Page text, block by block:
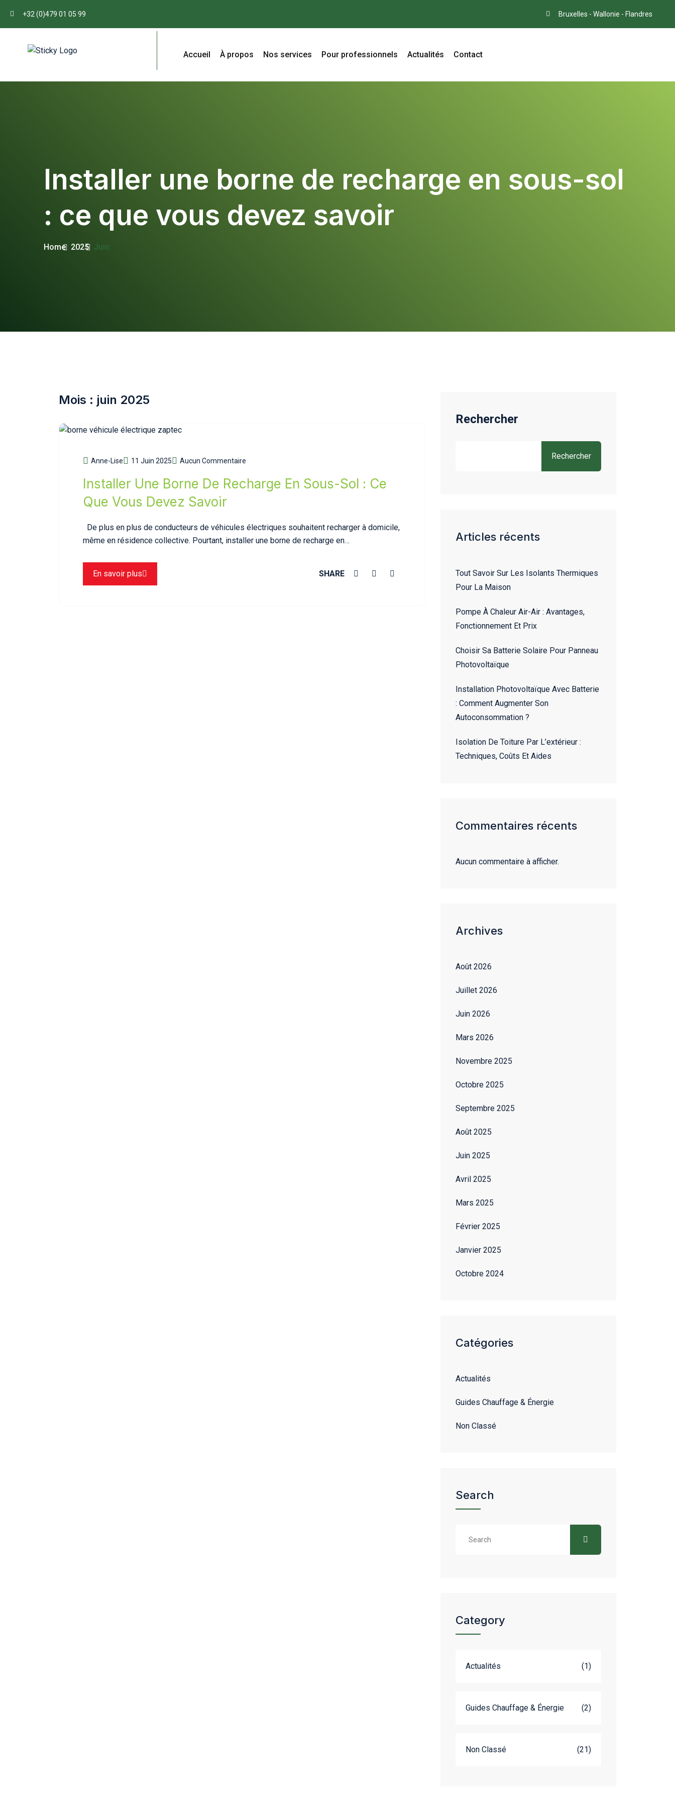
+32 (0)479 01 05 99 Bruxelles - Wallonie - Flandres
Accueil À propos Nos services Pour professionnels Actualités Contact
Installer une borne de recharge en sous-sol
: ce que vous devez savoir
Home 2025 Juin
Mois : juin 2025
Anne-Lise 11 Juin 2025 Aucun Commentaire
Installer Une Borne De Recharge En Sous-Sol : Ce
Que Vous Devez Savoir
De plus en plus de conducteurs de véhicules électriques souhaitent recharger à domicile,
même en résidence collective. Pourtant, installer une borne de recharge en…
En savoir plus SHARE
Rechercher
Rechercher
Articles récents
Tout Savoir Sur Les Isolants Thermiques
Pour La Maison
Pompe À Chaleur Air-Air : Avantages,
Fonctionnement Et Prix
Choisir Sa Batterie Solaire Pour Panneau
Photovoltaïque
Installation Photovoltaïque Avec Batterie
: Comment Augmenter Son
Autoconsommation ?
Isolation De Toiture Par L’extérieur :
Techniques, Coûts Et Aides
Commentaires récents
Aucun commentaire à afficher.
Archives
Août 2026
Juillet 2026
Juin 2026
Mars 2026
Novembre 2025
Octobre 2025
Septembre 2025
Août 2025
Juin 2025
Avril 2025
Mars 2025
Février 2025
Janvier 2025
Octobre 2024
Catégories
Actualités
Guides Chauffage & Énergie
Non Classé
Search
Category
Actualités (1)
Guides Chauffage & Énergie (2)
Non Classé (21)